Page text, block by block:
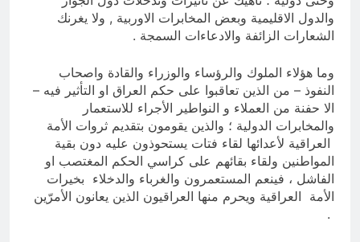
بالعراق (جر الشيعة..لحرب مع سوريا
الجولاني) و(قصف السعودية) و(استهداف
الامريكان..والتهديد باجتياح الكويت)
8 ساعات Ago
ماذا لو..تحليل حالة البنية الأسلامية
بأستبعاد العترة النبوية الطاهرة من
والدول الاقليمية وبعض المخابرات الاوربية , ولا يغرنك
الشعارات الزائفة والادعاءات السمجة .
وما هؤلاء الملوك والرؤساء والوزراء والقادة واصحاب
النفوذ – من الذين تعاقبوا على حكم العراق او التأثير فيه –
الا حفنة من العملاء و النواطير الأجراء للاستعمار
والمخابرات الدولية ؛ والذين يقومون بتقديم ثروات الأمة
العراقية لأعدائها لقاء فتات يستحوذون عليه دون بقية
المواطنين ولقاء بقائهم على كراسي الحكم المغتصب او
الفاشل ، فينعم المستعمرون والغرباء والدخلاء بخيرات
الأمة العراقية ويحرم منها العراقيون الذين يعانون الأمرّين
.